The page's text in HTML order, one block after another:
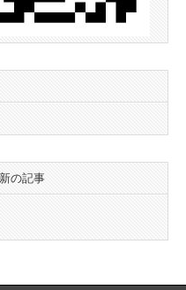
の記事